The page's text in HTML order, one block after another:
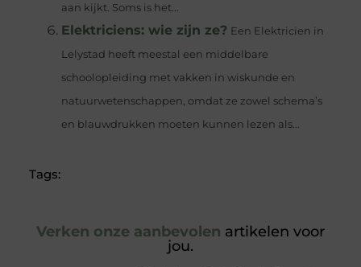
aan kijkt. Soms is het...
Elektriciens: wie zijn ze? Een Elektricien in
Lelystad heeft meestal een middelbare
schoolopleiding met vakken in wiskunde en
natuurwetenschappen, omdat ze zowel schema’s
en blauwdrukken moeten kunnen lezen als...
Tags:
Verken onze aanbevolen artikelen voor
jou.